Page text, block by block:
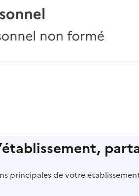
principales de votre